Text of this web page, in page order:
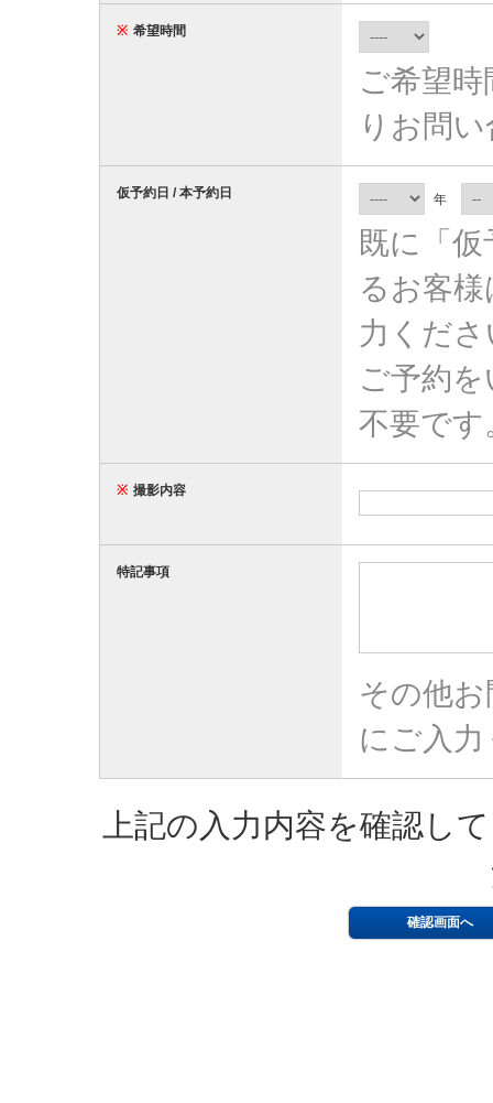
※ 希望時間
ご希望
りお問
仮予約日 / 本予約日 年
既に「
るお客
力くださ
ご予約
不要です
※ 撮影内容
特記事項
その他
にご入
上記の入力内容を確認し